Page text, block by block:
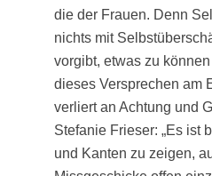
die der Frauen. Denn
nichts mit
vorgibt, etwas zu
dieses Versprechen am
verliert an Achtung und
Stefanie Frieser: „Es ist
und Kanten zu zeigen,